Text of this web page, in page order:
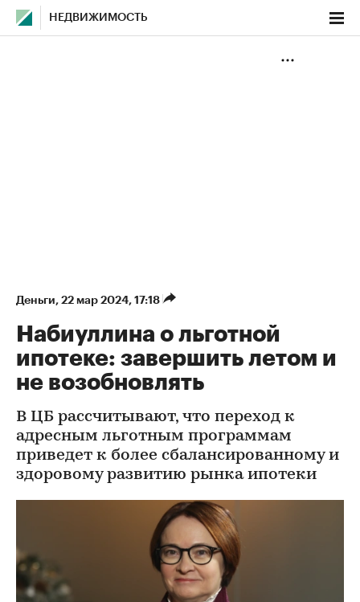
НЕДВИЖИМОСТЬ
Деньги⁠, 22 мар 2024, 17:18
Набиуллина о льготной
ипотеке: завершить летом и
не возобновлять
В ЦБ рассчитывают, что переход к
адресным льготным программам
приведет к более сбалансированному и
здоровому развитию рынка ипотеки